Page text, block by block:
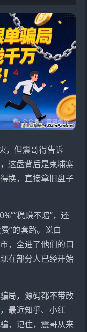
，但震哥得告诉
这盘背后是柬埔寨
换，直接拿旧盘子
稳赚不赔”，还
”的套路。说白
，全进了他们的口
在部分人已经开始
局，源码都不带改
最近知乎、小红
，记住，震哥从来